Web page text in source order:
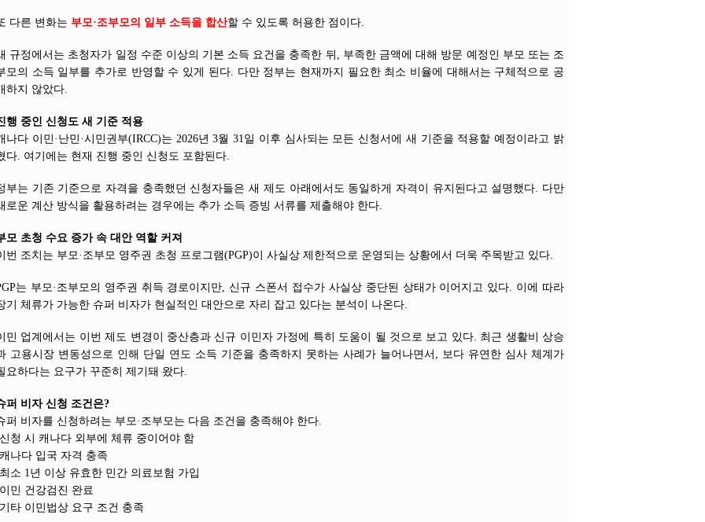
다른 변화는 부모·조부모의 일부 소득을 합산할 수 있도록 허용한 점이다.
규정에서는 초청자가 일정 수준 이상의 기본 소득 요건을 충족한 뒤, 부족한 금액에 대해 방문 예정인 부모 또는 조
모의 소득 일부를 추가로 반영할 수 있게 된다. 다만 정부는 현재까지 필요한 최소 비율에 대해서는 구체적으로 공
하지 않았다.
행 중인 신청도 새 기준 적용
나다 이민·난민·시민권부(IRCC)는 2026년 3월 31일 이후 심사되는 모든 신청서에 새 기준을 적용할 예정이라고 밝
다. 여기에는 현재 진행 중인 신청도 포함된다.
부는 기존 기준으로 자격을 충족했던 신청자들은 새 제도 아래에서도 동일하게 자격이 유지된다고 설명했다. 다만
로운 계산 방식을 활용하려는 경우에는 추가 소득 증빙 서류를 제출해야 한다.
모 초청 수요 증가 속 대안 역할 커져
번 조치는 부모·조부모 영주권 초청 프로그램(PGP)이 사실상 제한적으로 운영되는 상황에서 더욱 주목받고 있다.
는 부모·조부모의 영주권 취득 경로이지만, 신규 스폰서 접수가 사실상 중단된 상태가 이어지고 있다. 이에 따라
기 체류가 가능한 슈퍼 비자가 현실적인 대안으로 자리 잡고 있다는 분석이 나온다.
민 업계에서는 이번 제도 변경이 중산층과 신규 이민자 가정에 특히 도움이 될 것으로 보고 있다. 최근 생활비 상승
고용시장 변동성으로 인해 단일 연도 소득 기준을 충족하지 못하는 사례가 늘어나면서, 보다 유연한 심사 체계가
요하다는 요구가 꾸준히 제기돼 왔다.
퍼 비자 신청 조건은?
퍼 비자를 신청하려는 부모·조부모는 다음 조건을 충족해야 한다.
청 시 캐나다 외부에 체류 중이어야 함
나다 입국 자격 충족
소 1년 이상 유효한 민간 의료보험 가입
민 건강검진 완료
타 이민법상 요구 조건 충족